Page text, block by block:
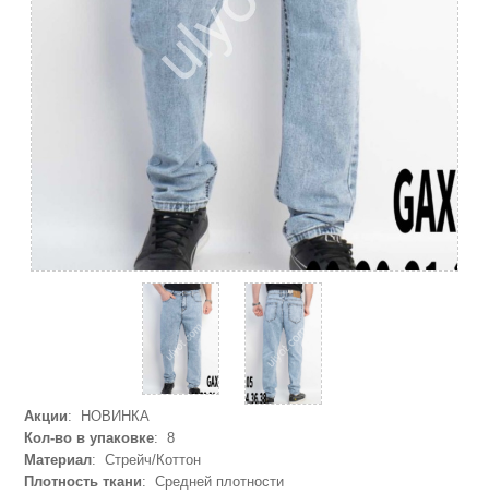
Акции: НОВИНКА
Кол-во в упаковке: 8
Материал: Стрейч/Коттон
Плотность ткани: Средней плотности